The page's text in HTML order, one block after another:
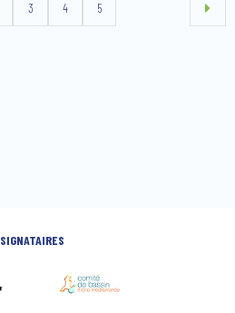
3 4 5
SIGNATAIRES